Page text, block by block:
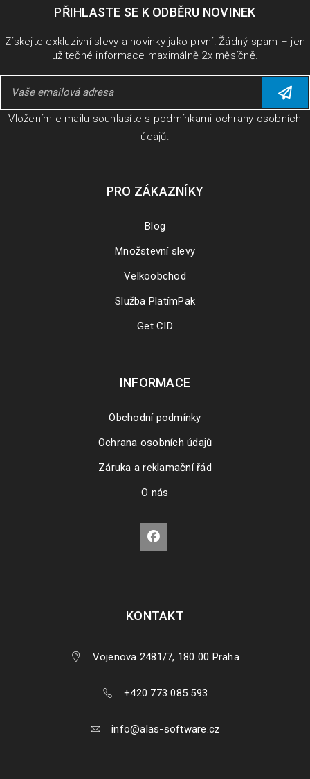
PŘIHLASTE SE K ODBĚRU NOVINEK
Získejte exkluzivní slevy a novinky jako první! Žádný spam – jen
užitečné informace maximálně 2x měsíčně.
Vložením e-mailu souhlasíte s podmínkami ochrany osobních
údajů.
PRO ZÁKAZNÍKY
Blog
Množstevní slevy
Velkoobchod
Služba PlatímPak
Get CID
INFORMACE
Obchodní podmínky
Ochrana osobních údajů
Záruka a reklamační řád
O nás
KONTAKT
Vojenova 2481/7, 180 00 Praha
+420 773 085 593
info@alas-software.cz